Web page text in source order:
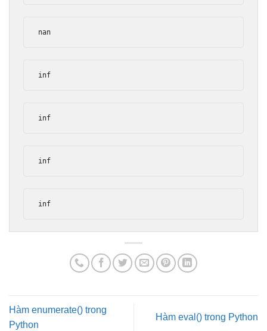
nan
inf
inf
inf
inf
Hàm enumerate() trong
Python
Hàm eval() trong Python